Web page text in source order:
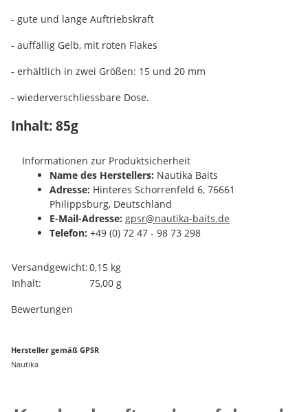
- gute und lange Auftriebskraft
- auffällig Gelb, mit roten Flakes
- erhältlich in zwei Größen: 15 und 20 mm
- wiederverschliessbare Dose.
Inhalt: 85g
Informationen zur Produktsicherheit
Name des Herstellers: Nautika Baits
Adresse: Hinteres Schorrenfeld 6, 76661
Philippsburg, Deutschland
E-Mail-Adresse: gpsr@nautika-baits.de
Telefon: +49 (0) 72 47 - 98 73 298
Produkteigenschaft
Wert
Versandgewicht:0,15 kg
Inhalt:
75,00 g
Bewertungen
Hersteller gemäß GPSR
Nautika